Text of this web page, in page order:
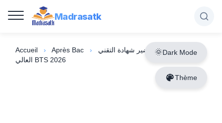
Madrasatk
Dark Mode
Thème
Accueil › Après Bac ›
نتائج ولوج أقسام تحضير شهادة التقني
العالي BTS 2026